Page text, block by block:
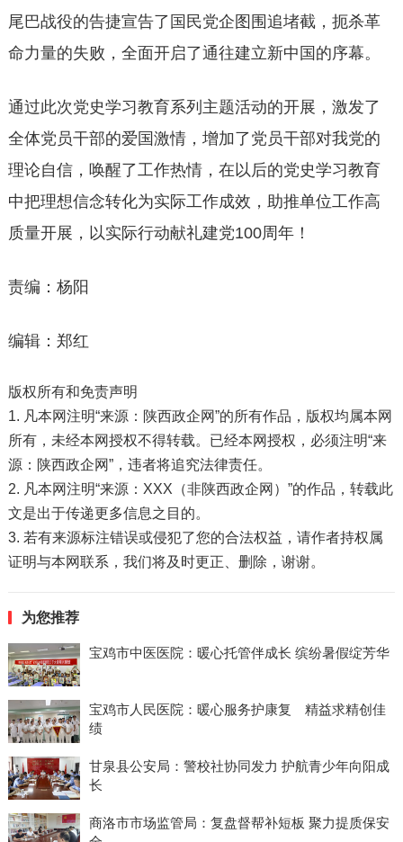
尾巴战役的告捷宣告了国民党企图围追堵截，扼杀革
命力量的失败，全面开启了通往建立新中国的序幕。
通过此次党史学习教育系列主题活动的开展，激发了
全体党员干部的爱国激情，增加了党员干部对我党的
理论自信，唤醒了工作热情，在以后的党史学习教育
中把理想信念转化为实际工作成效，助推单位工作高
质量开展，以实际行动献礼建党100周年！
责编：杨阳
编辑：郑红
版权所有和免责声明
1. 凡本网注明“来源：陕西政企网”的所有作品，版权均属本网
所有，未经本网授权不得转载。已经本网授权，必须注明“来
源：陕西政企网”，违者将追究法律责任。
2. 凡本网注明“来源：XXX（非陕西政企网）”的作品，转载此
文是出于传递更多信息之目的。
3. 若有来源标注错误或侵犯了您的合法权益，请作者持权属
证明与本网联系，我们将及时更正、删除，谢谢。
为您推荐
宝鸡市中医医院：暖心托管伴成长 缤纷暑假绽芳华
宝鸡市人民医院：暖心服务护康复 精益求精创佳
绩
甘泉县公安局：警校社协同发力 护航青少年向阳成
长
商洛市市场监管局：复盘督帮补短板 聚力提质保安